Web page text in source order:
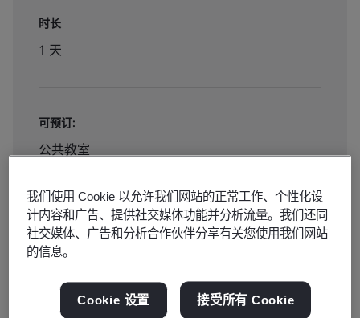
时长
1 天
可预订:
公共教室
¥2000
我们使用 Cookie 以允许我们网站的正常工作、个性化设
计内容和广告、提供社交媒体功能并分析流量。我们还同
社交媒体、广告和分析合作伙伴分享有关您使用我们网站
的信息。
Cookie 设置 接受所有 Cookie